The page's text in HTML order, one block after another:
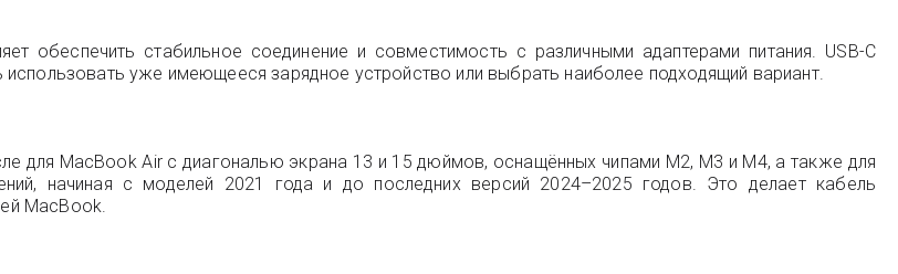
обеспечить стабильное соединение и совместимость с различными адаптерами питания. USB-C
уже имеющееся зарядное устройство или выбрать наиболее подходящий вариант.
для MacBook Air с диагональю экрана 13 и 15 дюймов, оснащённых чипами M2, M3 и M4, а также для
начиная с моделей 2021 года и до последних версий 2024–2025 годов. Это делает кабель
MacBook.